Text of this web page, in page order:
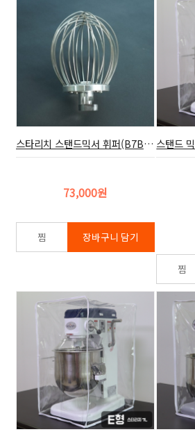
스타리치 스탠드믹서 휘퍼(B7B,7리터=7.4쿼터,악세사리)
73,000원